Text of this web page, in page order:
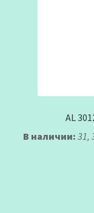
AL
В наличии: 31,